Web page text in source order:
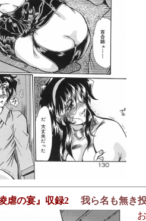
虐の宴』収録2
我ら名も無き